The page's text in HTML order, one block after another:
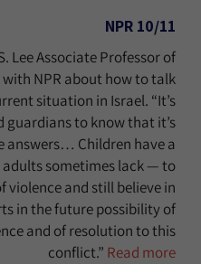
10/11 NPR
Lee Associate Professor of
NPR about how to talk
situation in Israel. “It’s
to know that it’s
answers… Children have a
sometimes lack — to
violence and still believe in
in the future possibility of
and of resolution to this
conflict.” Read more